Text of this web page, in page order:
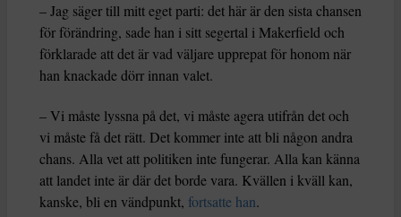
– Jag säger till mitt eget parti: det här är den sista chansen
för förändring, sade han i sitt segertal i Makerfield och
förklarade att det är vad väljare upprepat för honom när
han knackade dörr innan valet.
– Vi måste lyssna på det, vi måste agera utifrån det och
vi måste få det rätt. Det kommer inte att bli någon andra
chans. Alla vet att politiken inte fungerar. Alla kan känna
att landet inte är där det borde vara. Kvällen i kväll kan,
kanske, bli en vändpunkt, fortsatte han.